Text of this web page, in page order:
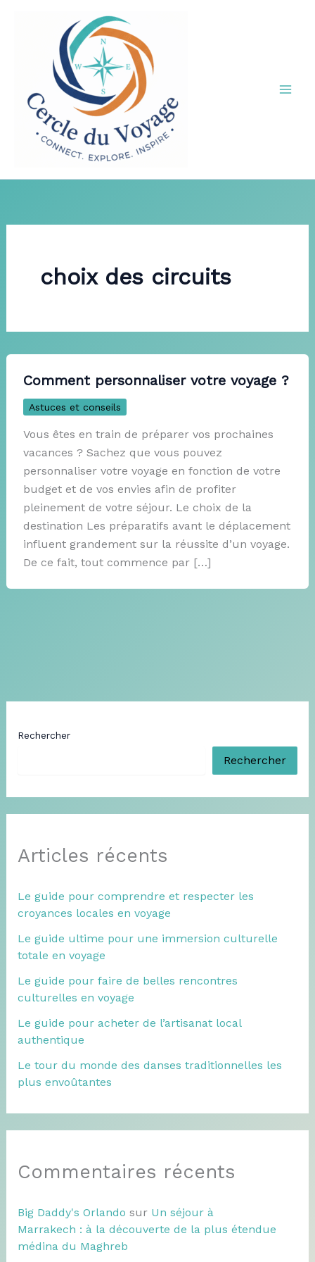
choix des circuits
Comment personnaliser votre voyage ?
Astuces et conseils
Vous êtes en train de préparer vos prochaines
vacances ? Sachez que vous pouvez
personnaliser votre voyage en fonction de votre
budget et de vos envies afin de profiter
pleinement de votre séjour. Le choix de la
destination Les préparatifs avant le déplacement
influent grandement sur la réussite d’un voyage.
De ce fait, tout commence par […]
Rechercher
Rechercher
Articles récents
Le guide pour comprendre et respecter les
croyances locales en voyage
Le guide ultime pour une immersion culturelle
totale en voyage
Le guide pour faire de belles rencontres
culturelles en voyage
Le guide pour acheter de l’artisanat local
authentique
Le tour du monde des danses traditionnelles les
plus envoûtantes
Commentaires récents
Big Daddy's Orlando sur Un séjour à
Marrakech : à la découverte de la plus étendue
médina du Maghreb